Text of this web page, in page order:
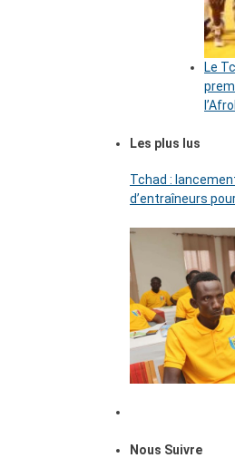
Le
Les plus lus
Tchad :
d’entraîneurs
Nous Suivre